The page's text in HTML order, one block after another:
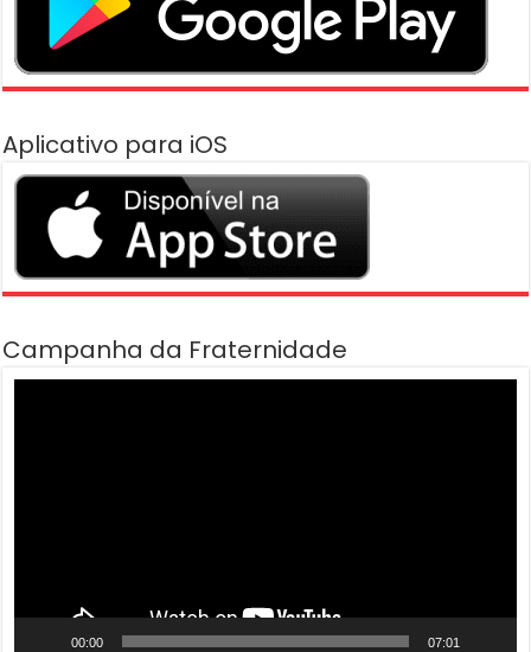
Aplicativo para iOS
Campanha da Fraternidade
00:00 07:01